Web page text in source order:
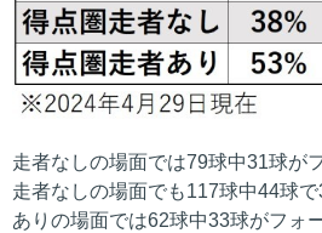
走者なしの場面では79球中31球が
走者なしの場面でも117球中44球
ありの場面では62球中33球がフォ